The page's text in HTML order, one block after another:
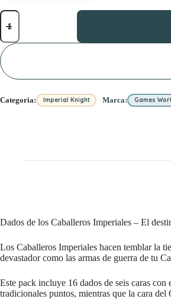
Dados
de
Caballeros
Imperiales
cantidad
Categoria: Imperial Knight Marca: Games
Dados de los Caballeros Imperiales – El
Los Caballeros Imperiales hacen temblar la
devastador como las armas de guerra de tu
Este pack incluye 16 dados de seis caras
tradicionales puntos, mientras que la cara